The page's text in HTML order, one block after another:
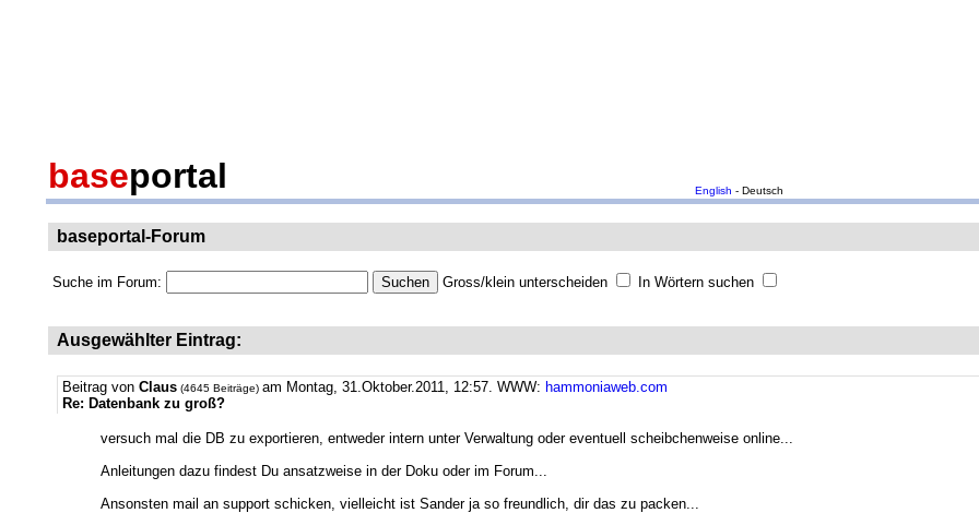
baseportal English - Deutsch
baseportal-Forum
Suche im Forum: Gross/klein unterscheiden In Wörtern suchen
Ausgewählter Eintrag:
Beitrag von Claus (4645 Beiträge) am Montag, 31.Oktober.2011, 12:57. WWW: hammoniaweb.com
Re: Datenbank zu groß?
versuch mal die DB zu exportieren, entweder intern unter Verwaltung oder eventuell scheibchenweise online...
Anleitungen dazu findest Du ansatzweise in der Doku oder im Forum...
Ansonsten mail an support schicken, vielleicht ist Sander ja so freundlich, dir das zu packen...